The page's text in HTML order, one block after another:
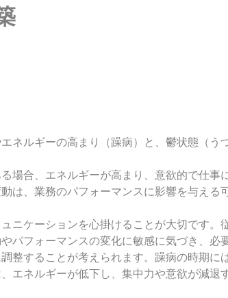
ルギーの高まり（躁病）と、鬱状態（
場合、エネルギーが高まり、意欲的で仕
、業務のパフォーマンスに影響を与え
ケーションを心掛けることが大切です。
フォーマンスの変化に敏感に気づき、必
することが考えられます。躁病の時期に
ネルギーが低下し、集中力や意欲が減